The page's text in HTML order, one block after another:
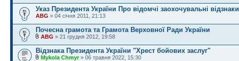
Указ Президента України Про відомчі заохочувальні відзнаки
ABG » 04 січня 2011, 21:13
Почесна грамота та Грамота Верховної Ради України
ABG » 21 грудня 2012, 19:58
Відзнака Президента України "Хрест бойових заслуг"
Mykola Chmyr» 06 травня 2022, 15:30